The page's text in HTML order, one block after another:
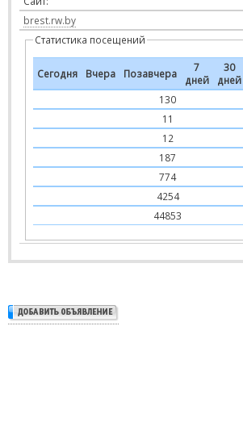
brest.rw.by
Статистика посещений
Сегодня Вчера Позавчера
7
дней
30
дней
130
11
12
187
774
4254
44853